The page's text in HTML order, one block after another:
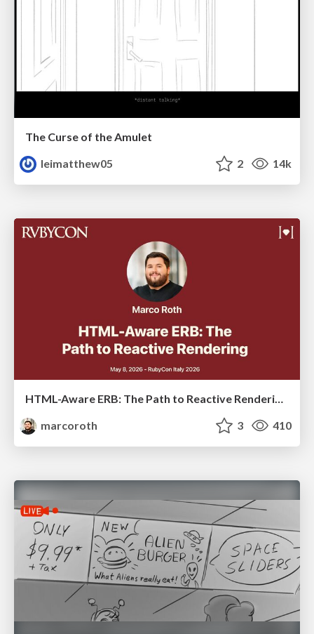
The Curse of the Amulet
leimatthew05
2 14k
marcoroth
3 410